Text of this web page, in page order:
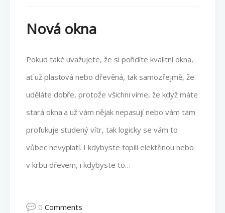
Nová okna
Pokud také uvažujete, že si pořídíte kvalitní okna,
ať už plastová nebo dřevěná, tak samozřejmě, že
uděláte dobře, protože všichni víme, že když máte
stará okna a už vám nějak nepasují nebo vám tam
profukuje studený vítr, tak logicky se vám to
vůbec nevyplatí. I kdybyste topili elektřinou nebo
v krbu dřevem, i kdybyste to…
0 Comments